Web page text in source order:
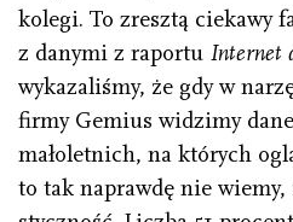
kolegi. To zresztą ciekawy
z danymi z raportu Internet
wykazaliśmy, że gdy w
firmy Gemius widzimy
małoletnich, na których
to tak naprawdę nie